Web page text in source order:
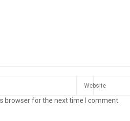
browser for the next time I comment.